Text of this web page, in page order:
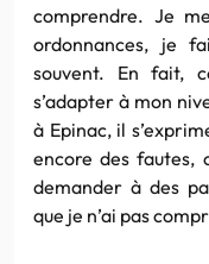
comprendre. Je
ordonnances, je
souvent. En fait,
s’adapter à mon
à Epinac, il
encore des fautes,
demander à des
que je n’ai pas